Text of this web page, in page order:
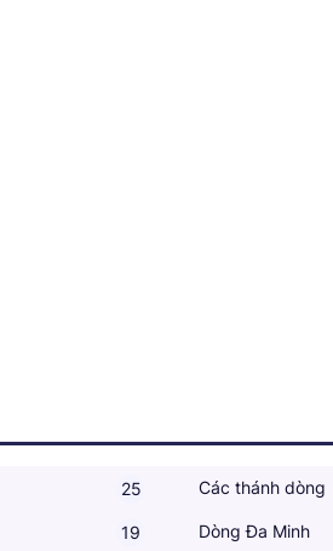
25 Các thánh dòng
19 Dòng Đa Minh